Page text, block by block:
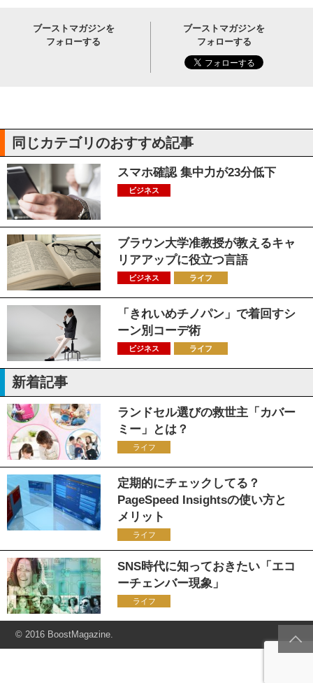
ブーストマガジンを
フォローする
ブーストマガジンを
フォローする
同じカテゴリのおすすめ記事
スマホ確認 集中力が23分低下
ビジネス
ブラウン大学准教授が教えるキャ
リアアップに役立つ言語
ビジネス ライフ
「きれいめチノパン」で着回すシ
ーン別コーデ術
ビジネス ライフ
新着記事
ランドセル選びの救世主「カバー
ミー」とは？
ライフ
定期的にチェックしてる？
PageSpeed Insightsの使い方と
メリット
ライフ
SNS時代に知っておきたい「エコ
ーチェンバー現象」
ライフ
© 2016 BoostMagazine.